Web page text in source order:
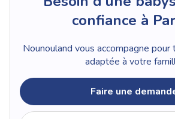
confiance à
Nounouland vous accompagne pour
adaptée à votre
Faire une